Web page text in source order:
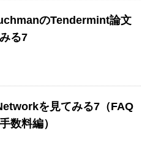
のTendermint論文
る7
を見てみる7（FAQ
数料編）